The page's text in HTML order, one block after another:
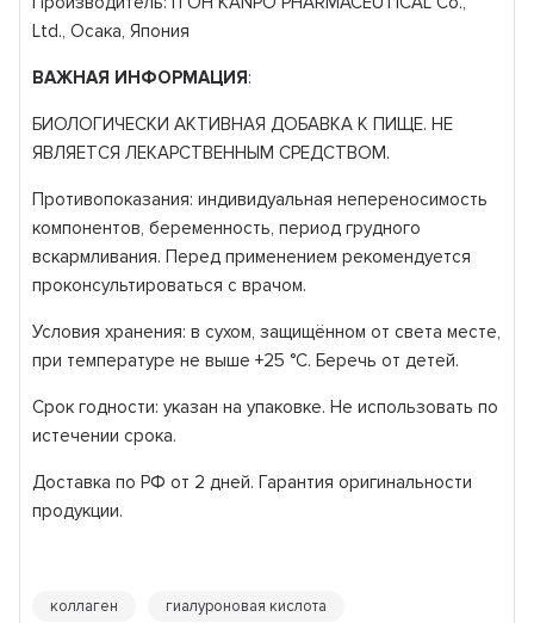
Ltd., Осака, Япония
ВАЖНАЯ ИНФОРМАЦИЯ :
БИОЛОГИЧЕСКИ АКТИВНАЯ ДОБАВКА К ПИЩЕ. НЕ
ЯВЛЯЕТСЯ ЛЕКАРСТВЕННЫМ СРЕДСТВОМ.
Противопоказания: индивидуальная непереносимость
компонентов, беременность, период грудного
вскармливания. Перед применением рекомендуется
проконсультироваться с врачом.
Условия хранения: в сухом, защищённом от света месте,
при температуре не выше +25 °C. Беречь от детей.
Срок годности: указан на упаковке. Не использовать по
истечении срока.
Доставка по РФ от 2 дней. Гарантия оригинальности
продукции.
коллаген гиалуроновая кислота